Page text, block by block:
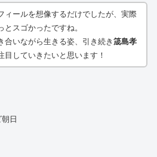
ィールを想像するだけでしたが、実際
とスゴかったですね。
合いながら生きる姿、引き続き 筬島孝
目していきたいと思います！
日